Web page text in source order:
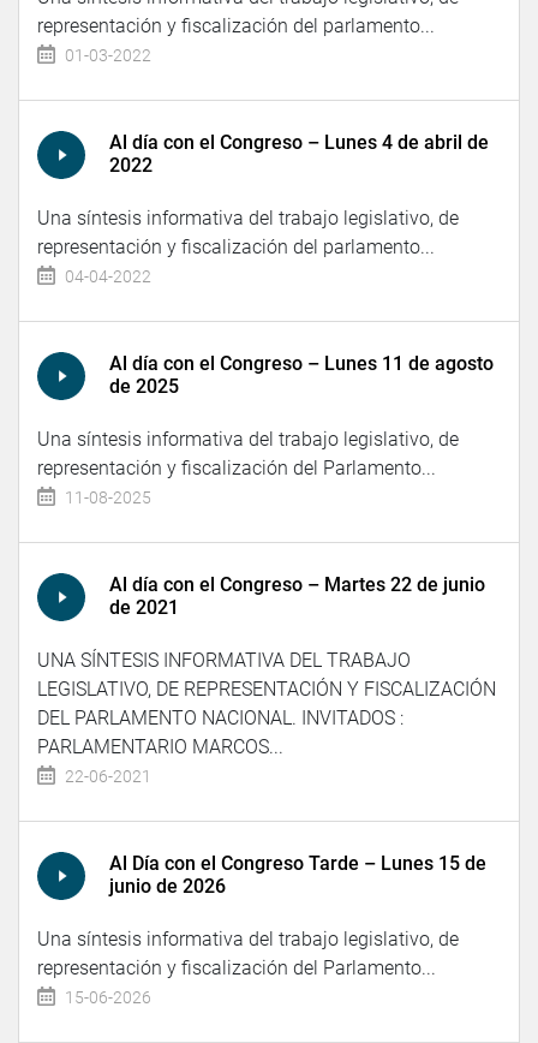
representación y fiscalización del parlamento...
01-03-2022
Al día con el Congreso – Lunes 4 de abril de
2022
Una síntesis informativa del trabajo legislativo, de
representación y fiscalización del parlamento...
04-04-2022
Al día con el Congreso – Lunes 11 de agosto
de 2025
Una síntesis informativa del trabajo legislativo, de
representación y fiscalización del Parlamento...
11-08-2025
Al día con el Congreso – Martes 22 de junio
de 2021
UNA SÍNTESIS INFORMATIVA DEL TRABAJO
LEGISLATIVO, DE REPRESENTACIÓN Y FISCALIZACIÓN
DEL PARLAMENTO NACIONAL. INVITADOS :
PARLAMENTARIO MARCOS...
22-06-2021
Al Día con el Congreso Tarde – Lunes 15 de
junio de 2026
Una síntesis informativa del trabajo legislativo, de
representación y fiscalización del Parlamento...
15-06-2026